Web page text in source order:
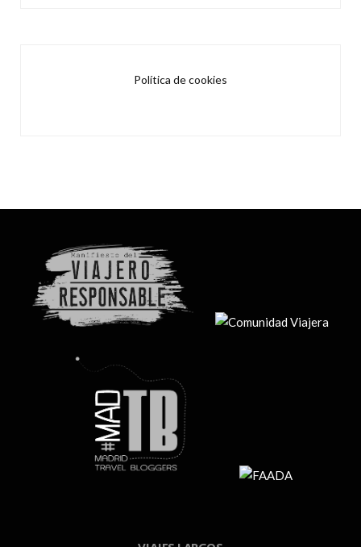
Política de cookies